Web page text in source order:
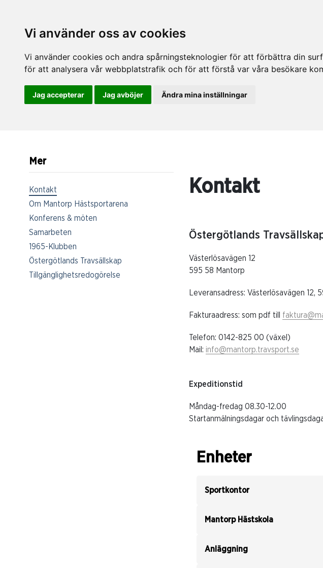
Vi använder oss av cookies
Vi använder cookies och andra spårningsteknologier för att förbättra din
för att analysera vår webbplatstrafik och för att förstå var våra besökare
Jag accepterar Jag avböjer Ändra mina inställningar
Mer
Kontakt
Om Mantorp Hästsportarena
Konferens & möten
Samarbeten
1965-Klubben
Östergötlands Travsällskap
Tillgänglighetsredogörelse
Kontakt
Östergötlands
Västerlösavägen 12
595 58 Mantorp
Leveransadress: Västerlösavägen 12,
Fakturaadress: som pdf till
Telefon: 0142-825 00 (växel)
Mail: info@mantorp.travsport.se
Expeditionstid
Måndag-fredag 08.30-12.00
Startanmälningsdagar och
Enheter
Sportkontor
Mantorp Hästskola
Anläggning